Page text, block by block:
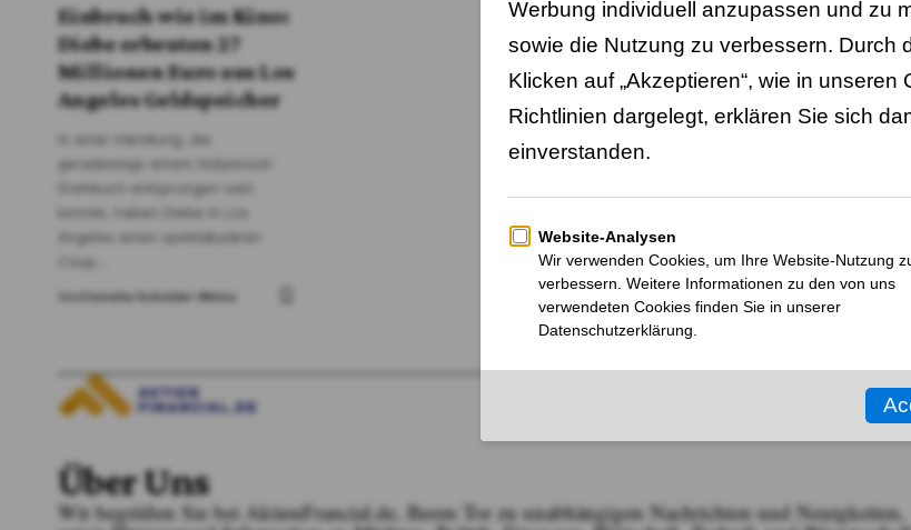
Einbruch wie im Kino:
Diebe erbeuten 27
Millionen Euro aus Los
Angeles Geldspeicher
In einer Handlung, die
geradewegs einem Hollywood-
Drehbuch entsprungen sein
könnte, haben Diebe in Los
Angeles einen spektakulären
Coup
Von Cornelia Schröder-Meins
Über Uns
Wir begrüßen Sie bei AktienFrancial.de, Ihrem Tor zu unabhängigen Nachrichten und Neuigkeiten,